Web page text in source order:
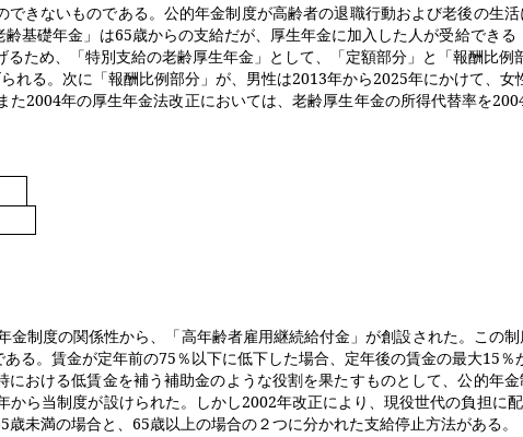
きないものである。公的年金制度が高齢者の退職行動および老後の生
齢基礎年金」は65歳からの支給だが、厚生年金に加入した人が受給でき
るため、「特別支給の老齢厚生年金」として、「定額部分」と「報酬比
れる。次に「報酬比例部分」が、男性は2013年から2025年にかけて、女
た2004年の厚生年金法改正においては、老齢厚生年金の所得代替率を
制度の関係性から、「高年齢者雇用継続給付金」が創設された。この
る。賃金が定年前の75％以下に低下した場合、定年後の賃金の最大15％
おける低賃金を補う補助金のような役割を果たすものとして、公的年
から当制度が設けられた。しかし2002年改正により、現役世代の負担に
歳未満の場合と、 65歳以上の場合の２つに分かれた支給停止方法がある。